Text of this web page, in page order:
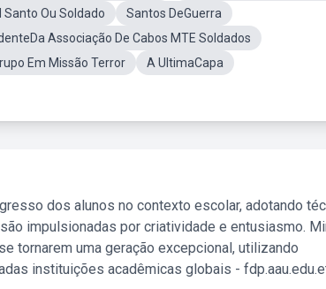
Santo Ou Soldado
Santos DeGuerra
Associação De Cabos MTE Soldados
Em Missão Terror
A UltimaCapa
dos alunos no contexto escolar, adotando
impulsionadas por criatividade e entusiasmo.
tornarem uma geração excepcional, utilizando
instituições acadêmicas globais -